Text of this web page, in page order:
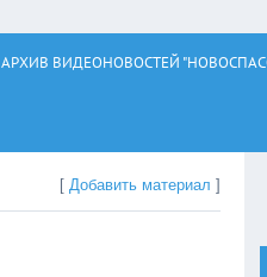
АРХИВ ВИДЕОНОВОСТЕЙ
[Добавить материал ]